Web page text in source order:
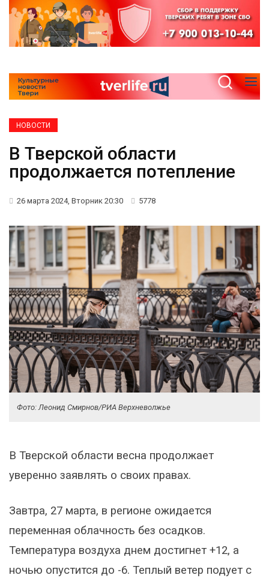
НОВОСТИ
В Тверской области
продолжается потепление
26 марта 2024, Вторник 20:30 5778
Фото: Леонид Смирнов/РИА Верхневолжье
В Тверской области весна продолжает
уверенно заявлять о своих правах.
Завтра, 27 марта, в регионе ожидается
переменная облачность без осадков.
Температура воздуха днем достигнет +12, а
ночью опустится до -6. Теплый ветер подует с